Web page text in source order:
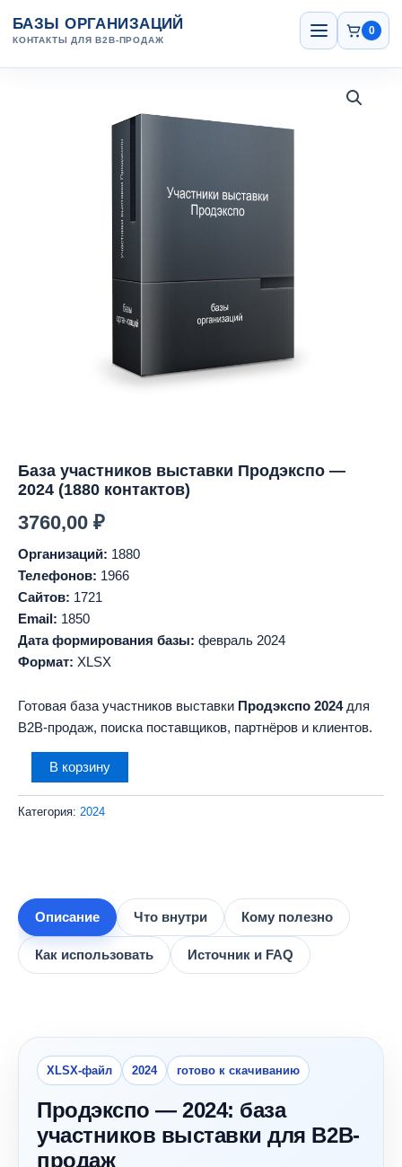
БАЗЫ ОРГАНИЗАЦИЙ
КОНТАКТЫ ДЛЯ B2B-ПРОДАЖ
Открыть
меню
0
База участников выставки Продэкспо —
2024 (1880 контактов)
3760,00 ₽
Организаций: 1880
Телефонов: 1966
Сайтов: 1721
Email: 1850
Дата формирования базы: февраль 2024
Формат: XLSX
Готовая база участников выставки Продэкспо 2024для
B2B-продаж, поиска поставщиков, партнёров и клиентов.
Количество
База
участников
(1880
контактов)
В корзину
Категория: 2024
Описание Что внутри Кому полезно
Как использовать Источник и FAQ
XLSX-файл 2024 готово к скачиванию
Продэкспо — 2024: база
участников выставки для B2B-
продаж